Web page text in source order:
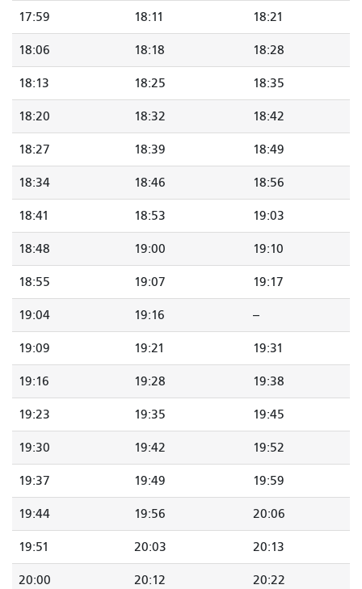
17:59 18:11 18:21
18:06 18:18 18:28
18:13 18:25 18:35
18:20 18:32 18:42
18:27 18:39 18:49
18:34 18:46 18:56
18:41 18:53 19:03
18:48 19:00 19:10
18:55 19:07 19:17
19:04 19:16 --
19:09 19:21 19:31
19:16 19:28 19:38
19:23 19:35 19:45
19:30 19:42 19:52
19:37 19:49 19:59
19:44 19:56 20:06
19:51 20:03 20:13
20:00 20:12 20:22